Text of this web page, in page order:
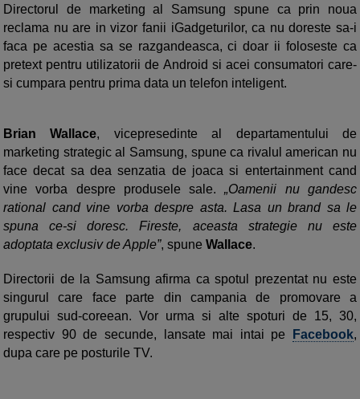
Directorul de marketing al Samsung spune ca prin noua
reclama nu are in vizor fanii iGadgeturilor, ca nu doreste sa-i
faca pe acestia sa se razgandeasca, ci doar ii foloseste ca
pretext pentru utilizatorii de Android si acei consumatori care-
si cumpara pentru prima data un telefon inteligent.
Brian Wallace, vicepresedinte al departamentului de
marketing strategic al Samsung, spune ca rivalul american nu
face decat sa dea senzatia de joaca si entertainment cand
vine vorba despre produsele sale.„Oamenii nu gandesc
rational cand vine vorba despre asta. Lasa un brand sa le
spuna ce-si doresc. Fireste, aceasta strategie nu este
adoptata exclusiv de Apple”, spune Wallace.
Directorii de la Samsung afirma ca spotul prezentat nu este
singurul care face parte din campania de promovare a
grupului sud-coreean. Vor urma si alte spoturi de 15, 30,
respectiv 90 de secunde, lansate mai intai pe
Facebook,
dupa care pe posturile TV.